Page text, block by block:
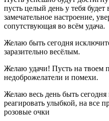
пусть целый день у тебя
замечательное настроение,
сопутствующая во всём удача.
Желаю быть сегодня
заразительно весёлым.
Желаю удачи! Пусть на твоем
недоброжелатели и помехи.
Желаю весь день быть
реагировать улыбкой, на все
розовые очки